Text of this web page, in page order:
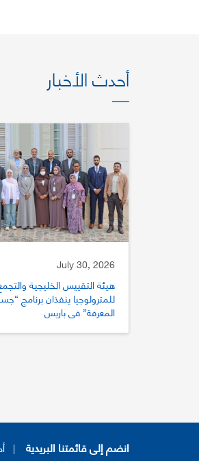
أحدث الأخبار
July 30, 2026
هيئة التقييس الخليجية
للمترولوجيا ينفذان برنامج
المعرفة” في باريس
انضم إلى قائمتنا البريدية |